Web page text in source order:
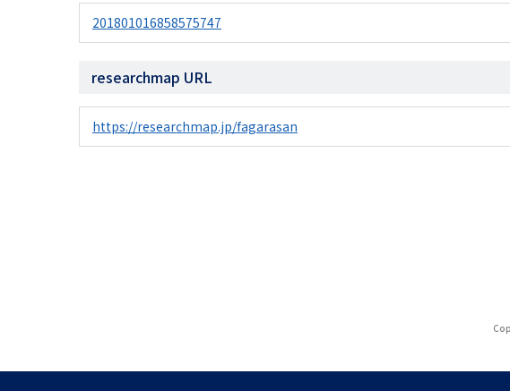
201801016858575747
researchmap URL
https://researchmap.jp/fagarasan